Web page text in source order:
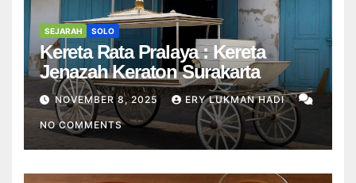
SEJARAH SOLO
Kereta Rata Pralaya : Kereta
Jenazah Keraton Surakarta
NOVEMBER 8, 2025 ERY LUKMAN HADI
NO COMMENTS